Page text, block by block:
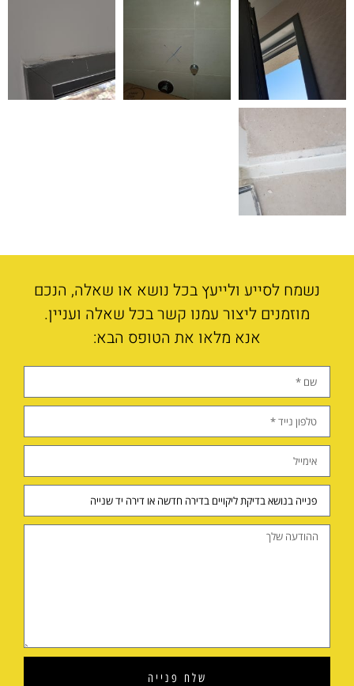
נשמח לסייע ולייעץ בכל נושא או שאלה, הנכם
מוזמנים ליצור עמנו קשר בכל שאלה ועניין.
אנא מלאו את הטופס הבא:
שלח פנייה